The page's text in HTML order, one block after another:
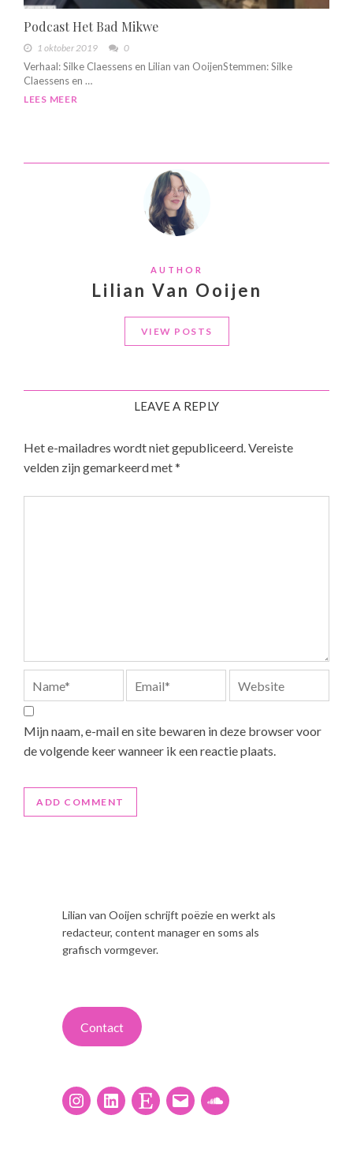
Podcast Het Bad Mikwe
1 oktober 2019 0
Verhaal: Silke Claessens en Lilian van OoijenStemmen: Silke
Claessens en …
LEES MEER
AUTHOR
Lilian Van Ooijen
VIEW POSTS
LEAVE A REPLY
Het e-mailadres wordt niet gepubliceerd.Vereiste
velden zijn gemarkeerd met*
Mijn naam, e-mail en site bewaren in deze browser voor
de volgende keer wanneer ik een reactie plaats.
Lilian van Ooijen schrijft poëzie en werkt als
redacteur, content manager en soms als
grafisch vormgever.
Contact